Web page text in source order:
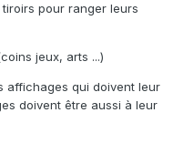
pour ranger leurs
jeux, arts ...)
affichages qui doivent leur
doivent être aussi à leur